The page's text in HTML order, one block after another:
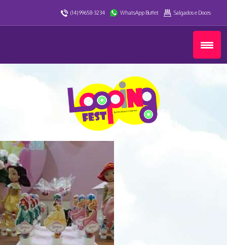
(14) 99658-3234 WhatsApp Buffet Salgados e Doces